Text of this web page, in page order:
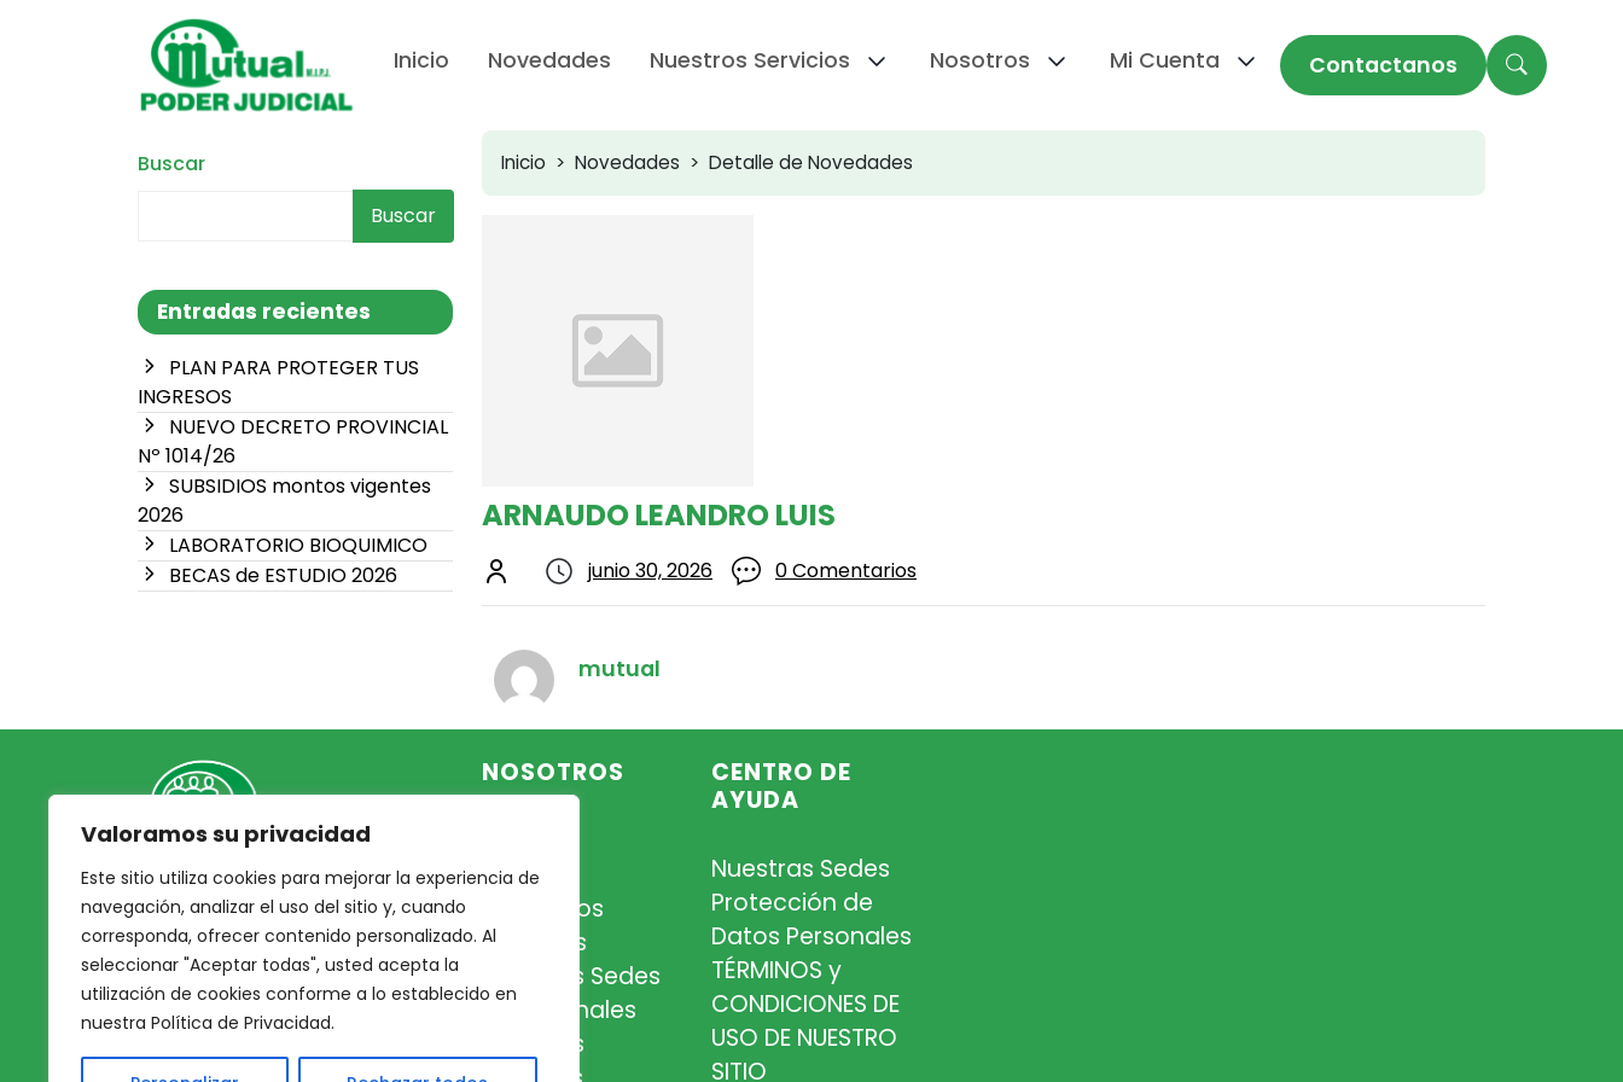
Valoramos su privacidad
Este sitio utiliza cookies para mejorar la experiencia de
navegación, analizar el uso del sitio y, cuando
corresponda, ofrecer contenido personalizado. Al
seleccionar "Aceptar todas", usted acepta la
utilización de cookies conforme a lo establecido en
nuestra Política de Privacidad.
Inicio Novedades Nuestros Servicios Nosotros Mi Cuenta Contactanos
Buscar
Buscar
Entradas recientes
PLAN PARA PROTEGER TUS
INGRESOS
NUEVO DECRETO PROVINCIAL
Nº 1014/26
SUBSIDIOS montos vigentes
2026
LABORATORIO BIOQUIMICO
BECAS de ESTUDIO 2026
Inicio Novedades Detalle de Novedades
ARNAUDO LEANDRO LUIS
junio 30, 2026 0 Comentarios
mutual
Mutual Integrantes del
Poder Judicial
afiliacion@mjpj.org.ar
+54 9 342 467-4510
NOSOTROS
Acceso
Asociados
Nosotros
Nuestras Sedes
Profesionales
Nuestros
CENTRO DE
AYUDA
Nuestras Sedes
Protección de
Datos Personales
TÉRMINOS y
CONDICIONES DE
USO DE NUESTRO
SITIO